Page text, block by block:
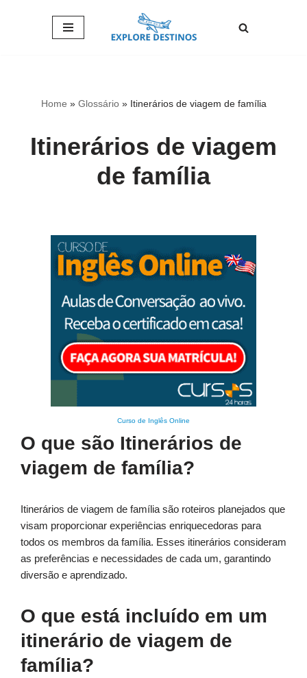
Home » Glossário» Itinerários de viagem de família
Itinerários de viagem
de família
Curso de Inglês Online
O que são Itinerários de
viagem de família?
Itinerários de viagem de família são roteiros planejados que
visam proporcionar experiências enriquecedoras para
todos os membros da família. Esses itinerários consideram
as preferências e necessidades de cada um, garantindo
diversão e aprendizado.
O que está incluído em um
itinerário de viagem de
família?